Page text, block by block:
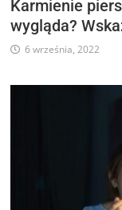
Karmienie
wygląda?
6 września, 2022